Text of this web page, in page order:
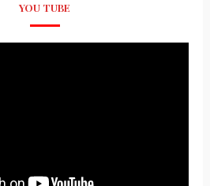
YOU TUBE